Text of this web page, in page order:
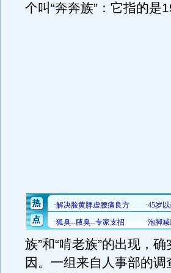
个叫“奔奔族”：它指的
族”和“啃老族”的出现，
因。一组来自人事部的